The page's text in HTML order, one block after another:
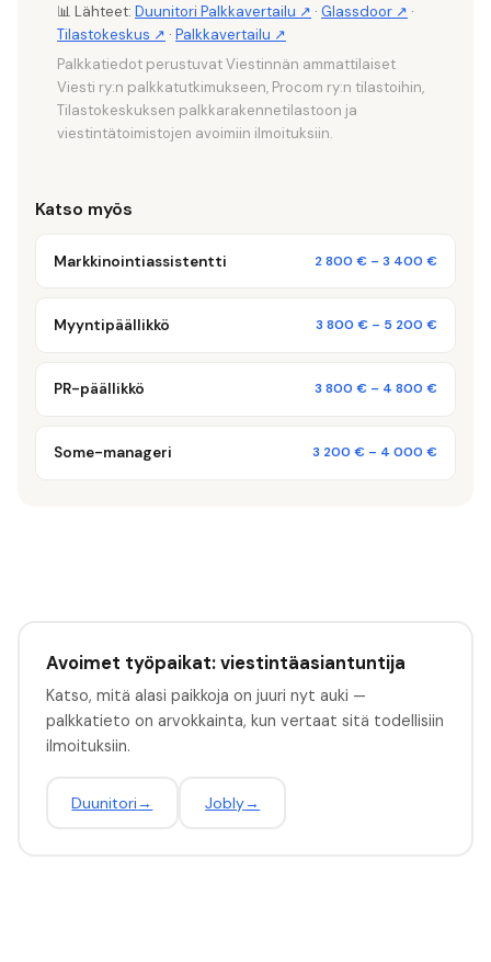
📊 Lähteet: Duunitori Palkkavertailu ↗ · Glassdoor ↗ ·
Tilastokeskus ↗ · Palkkavertailu ↗
Palkkatiedot perustuvat Viestinnän ammattilaiset
Viesti ry:n palkkatutkimukseen, Procom ry:n tilastoihin,
Tilastokeskuksen palkkarakennetilastoon ja
viestintätoimistojen avoimiin ilmoituksiin.
Katso myös
Markkinointiassistentti 2 800 € – 3 400 €
Myyntipäällikkö 3 800 € – 5 200 €
PR-päällikkö 3 800 € – 4 800 €
Some-manageri 3 200 € – 4 000 €
Avoimet työpaikat: viestintäasiantuntija
Katso, mitä alasi paikkoja on juuri nyt auki —
palkkatieto on arvokkainta, kun vertaat sitä todellisiin
ilmoituksiin.
Duunitori→ Jobly→